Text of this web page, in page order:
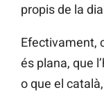
propis de la
Efectivament,
és plana, que
o que el